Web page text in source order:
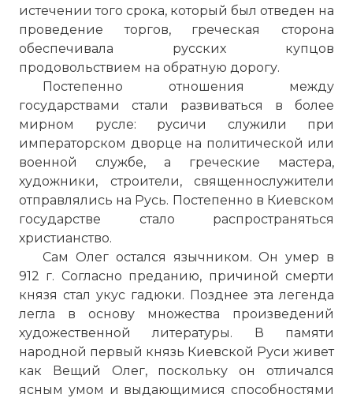
истечении того срока, который был отведен на
проведение торгов, греческая сторона
обеспечивала русских купцов
продовольствием на обратную дорогу.
Постепенно отношения между
государствами стали развиваться в более
мирном русле: русичи служили при
императорском дворце на политической или
военной службе, а греческие мастера,
художники, строители, священнослужители
отправлялись на Русь. Постепенно в Киевском
государстве стало распространяться
христианство.
Сам Олег остался язычником. Он умер в
912 г. Согласно преданию, причиной смерти
князя стал укус гадюки. Позднее эта легенда
легла в основу множества произведений
художественной литературы. В памяти
народной первый князь Киевской Руси живет
как Вещий Олег, поскольку он отличался
ясным умом и выдающимися способностями